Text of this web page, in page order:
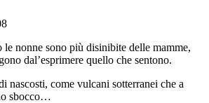
le nonne sono più disinibite delle mamme,
dal’esprimere quello che sentono.
nascosti, come vulcani sotterranei che a
sbocco…